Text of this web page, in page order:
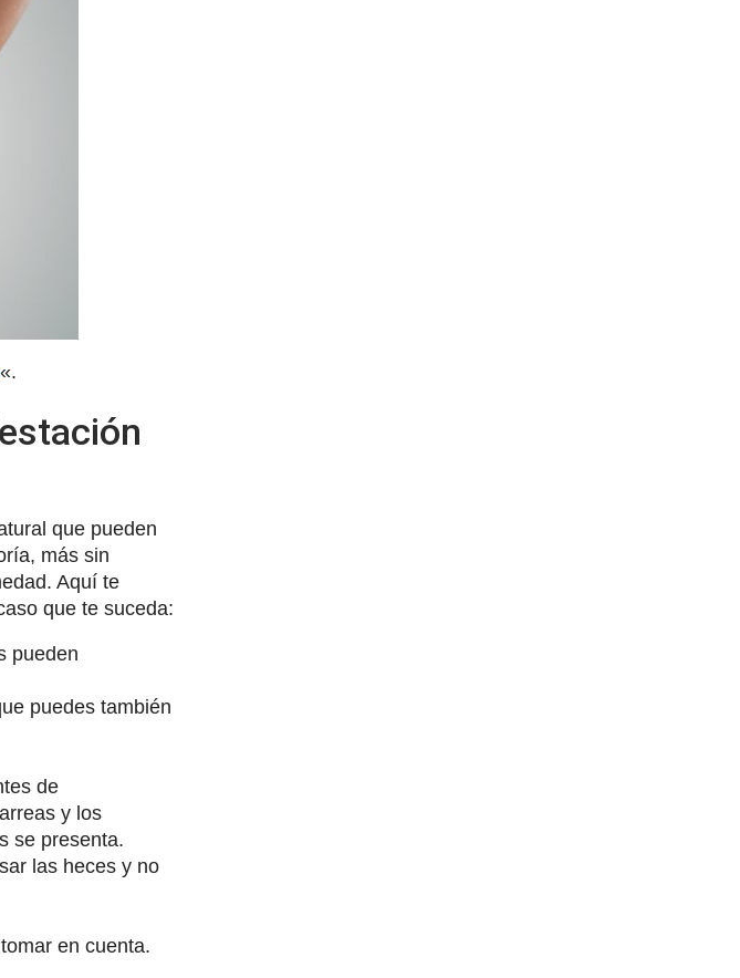
«.
que pueden
más sin
Aquí te
que te suceda:
pueden
puedes también
de
y los
se presenta.
las heces y no
en cuenta.